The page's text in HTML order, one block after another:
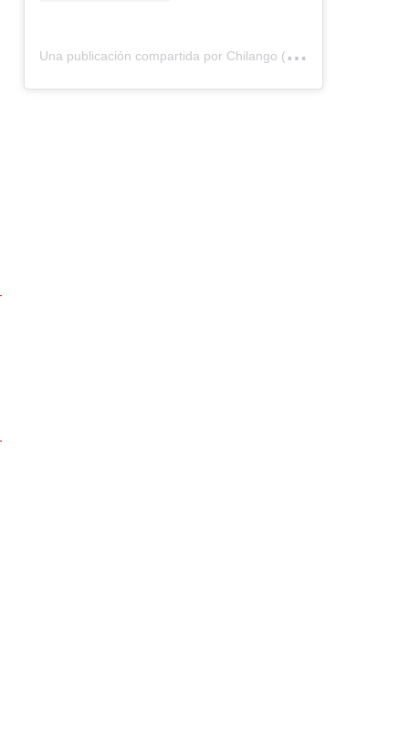
U
na publicación compartida por Chilango (@chilangocom)